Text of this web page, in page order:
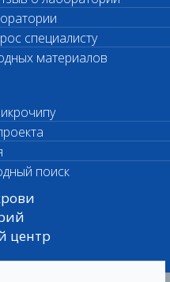
специалисту
материалов
поиск
центр
исследования